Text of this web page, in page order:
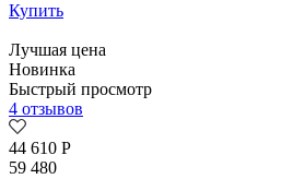
Купить
Лучшая цена
Новинка
Быстрый просмотр
4 отзывов
44 610 Р
59 480